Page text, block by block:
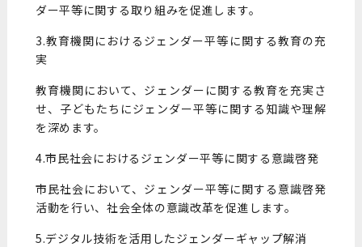
ダー平等に関する取り組みを促進します。
3.教育機関におけるジェンダー平等に関する教育の充
実
教育機関において、ジェンダーに関する教育を充実さ
せ、子どもたちにジェンダー平等に関する知識や理解
を深めます。
4.市民社会におけるジェンダー平等に関する意識啓発
市民社会において、ジェンダー平等に関する意識啓発
活動を行い、社会全体の意識改革を促進します。
5.デジタル技術を活用したジェンダーギャップ解消